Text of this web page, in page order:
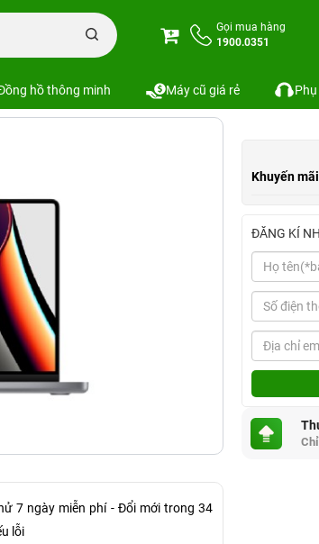
Gọi mua hàng
1900.0351
hồ thông minh Máy cũ giá rẻ
Macbook Pro 16 inch 2021 M1 Pro Cũ chính hãng
7 ngày miễn phí - Đổi mới trong 34
lỗi
Khuyến mãi
ĐĂNG KÍ